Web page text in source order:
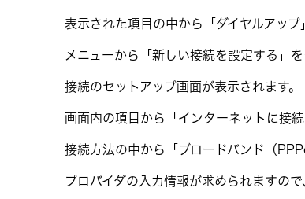
表示された項目の中から「ダイヤルアップ
メニューから「新しい接続を設定する」を
接続のセットアップ画面が表示されます。
画面内の項目から「インターネットに接
接続方法の中から「ブロードバンド（
プロバイダの入力情報が求められますの